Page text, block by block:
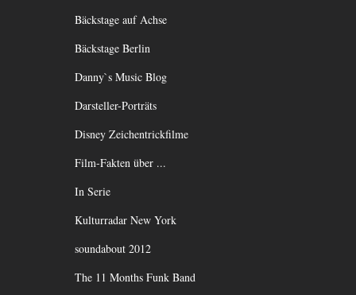
Bäckstage auf Achse
Bäckstage Berlin
Danny`s Music Blog
Darsteller-Porträts
Disney Zeichentrickfilme
Film-Fakten über ...
In Serie
Kulturradar New York
soundabout 2012
The 11 Months Funk Band